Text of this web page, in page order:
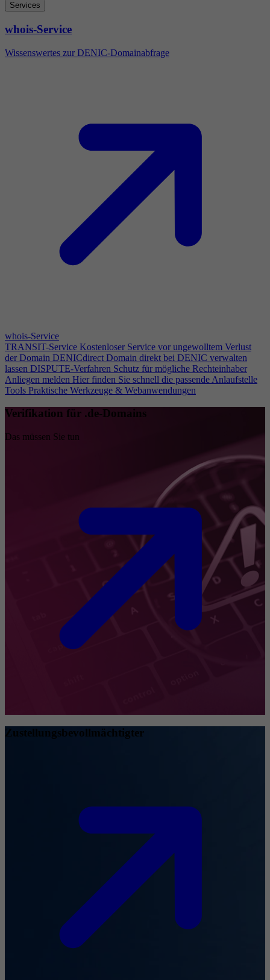
Services
whois-Service
Wissenswertes zur DENIC-Domainabfrage
whois-Service
TRANSIT-Service Kostenloser Service vor ungewolltem Verlust
der Domain DENICdirect Domain direkt bei DENIC verwalten
lassen DISPUTE-Verfahren Schutz für mögliche Rechteinhaber
Anliegen melden Hier finden Sie schnell die passende Anlaufstelle
Tools Praktische Werkzeuge & Webanwendungen
Verifikation für .de-Domains
Das müssen Sie tun
Zustellungsbevollmächtigter